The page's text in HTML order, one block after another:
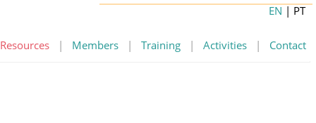
Resources | Members | Training | Activities | Contact
EN | PT